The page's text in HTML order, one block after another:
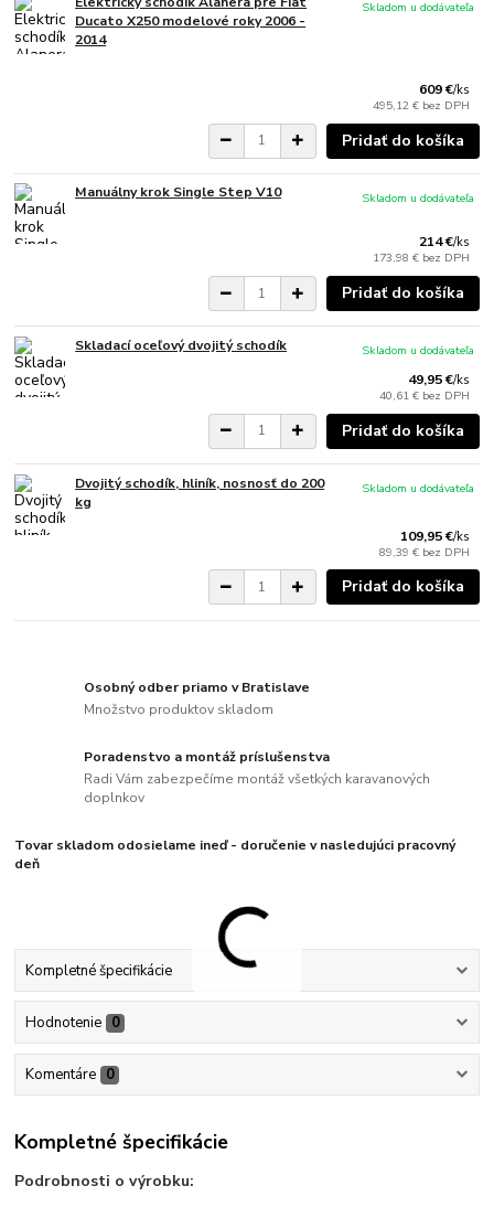
Ducato X250 modelové roky 2006 -
2014
609 €/ks
495,12 € bez DPH
Skladom u dodávateľa
Pridať do košíka
Manuálny krok Single Step V10
214 €/ks
173,98 € bez DPH
Skladom u dodávateľa
Pridať do košíka
Skladací oceľový dvojitý schodík
49,95 €/ks
40,61 € bez DPH
Skladom u dodávateľa
Pridať do košíka
Dvojitý schodík, hliník, nosnosť do 200
kg
109,95 €/ks
89,39 € bez DPH
Skladom u dodávateľa
Pridať do košíka
Osobný odber priamo v Bratislave
Množstvo produktov skladom
Poradenstvo a montáž príslušenstva
Radi Vám zabezpečíme montáž všetkých karavanových
doplnkov
Tovar skladom odosielame ineď - doručenie v nasledujúci pracovný
deň
Kompletné špecifikácie
Hodnotenie 0
Komentáre 0
Kompletné špecifikácie
Podrobnosti o výrobku: